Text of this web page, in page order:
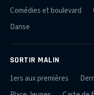
Comédies et boulevard
Danse
SORTIR MALIN
1ers aux premières